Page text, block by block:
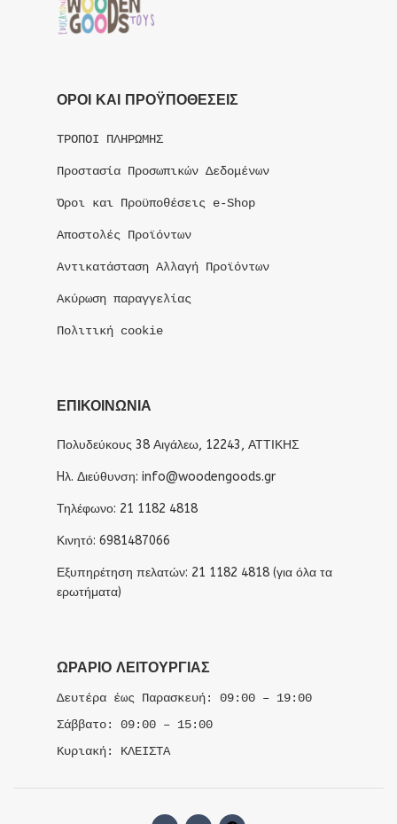
ΟΡΟΙ ΚΑΙ ΠΡΟΫΠΟΘΕΣΕΙΣ
ΤΡΟΠΟΙ ΠΛΗΡΩΜΗΣ
Προστασία Προσωπικών Δεδομένων
Όροι και Προϋποθέσεις e-Shop
Αποστολές Προϊόντων
Αντικατάσταση Αλλαγή Προϊόντων
Ακύρωση παραγγελίας
Πολιτική cookie
ΕΠΙΚΟΙΝΩΝΙΑ
Πολυδεύκους 38 Αιγάλεω, 12243, ΑΤΤΙΚΗΣ
Hλ. Διεύθυνση: info@woodengoods.gr
Τηλέφωνο: 21 1182 4818
Κινητό: 6981487066
Εξυπηρέτηση πελατών: 21 1182 4818 (για όλα τα
ερωτήματα)
ΩΡΆΡΙΟ ΛΕΙΤΟΥΡΓΊΑΣ
Δευτέρα έως Παρασκευή: 09:00 – 19:00
Σάββατο: 09:00 – 15:00
Κυριακή: ΚΛΕΙΣΤΑ